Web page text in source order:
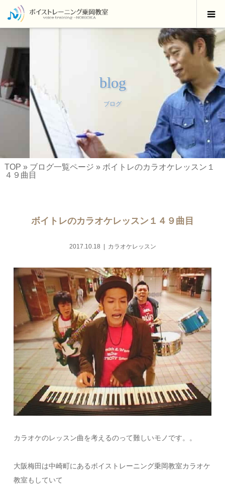
blog
ブログ
TOP » ブログ一覧ページ » ボイトレのカラオケレッスン１
４９曲目
ボイトレのカラオケレッスン１４９曲目
2017.10.18 カラオケレッスン
カラオケのレッスン曲を考えるのって難しいモノです。。
大阪梅田は中崎町にあるボイストレーニング乗岡教室カラオケ
教室もしていて